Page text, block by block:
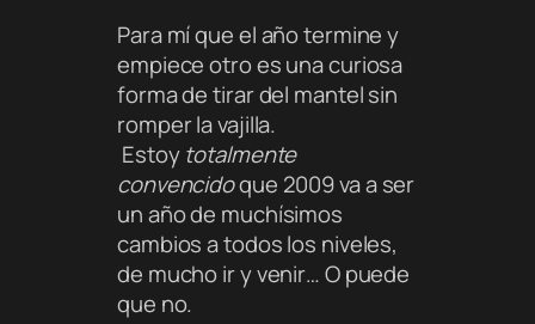
Para mí que el año termine y
empiece otro es una curiosa
forma de tirar del mantel sin
romper la vajilla.
Estoytotalmente
convencidoque 2009 va a ser
un año de muchísimos
cambios a todos los niveles,
de mucho ir y venir… O puede
que no.